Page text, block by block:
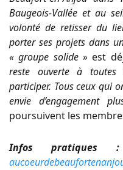
Baugeois-Vallée et au
volonté de retisser du
porter ses projets dans
« groupe solide » est
reste ouverte à
participer. Tous ceux qui
envie d’engagement
poursuivent les
Infos pratiques :